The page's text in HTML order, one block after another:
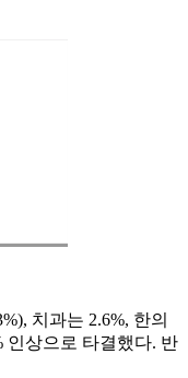
치과는 2.6%, 한의
인상으로 타결했다. 반